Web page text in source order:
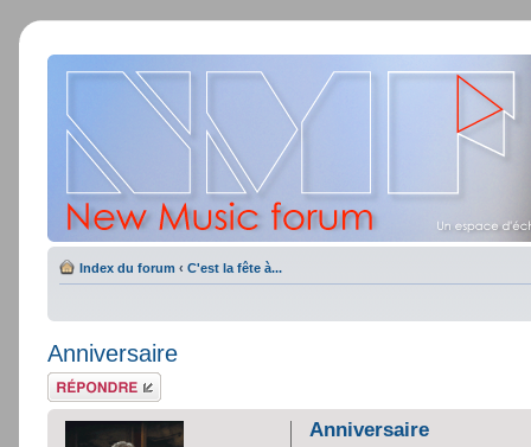
Index du forum ‹ C'est la fête à...
Anniversaire
Répondre
Anniversaire